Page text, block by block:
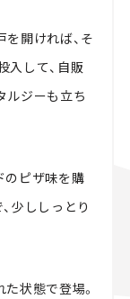
開ければ、そ
入して、自販
ルジーも立ち
のピザ味を購
少ししっとり
状態で登場。